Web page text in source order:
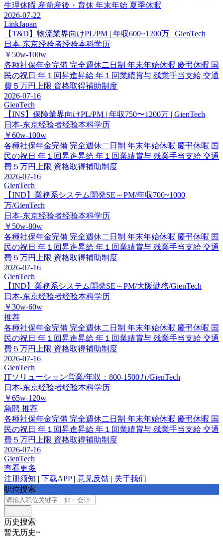
生理休暇 産前産後・育休 年末年始 夏季休暇
2026-07-22
LinkJapan
【T&D】物流業界向けPL/PM | 年収600~1200万 | GienTech
日本-东京经验者经验本科学历
￥50w-100w
各種社保年金完備 完全週休二日制 年末年始休暇 慶弔休暇 国
民の祝日 年１回昇進昇給 年１回業績賞与 残業手当支給 交通
費５万円上限 資格取得補助制度
2026-07-16
GienTech
【INS】保険業界向けPL/PM | 年収750〜1200万 | GienTech
日本-东京经验者经验本科学历
￥60w-100w
各種社保年金完備 完全週休二日制 年末年始休暇 慶弔休暇 国
民の祝日 年１回昇進昇給 年１回業績賞与 残業手当支給 交通
費５万円上限 資格取得補助制度
2026-07-16
GienTech
【IND】業務系システム開発SE～PM/年収700~1000
万/GienTech
日本-东京经验者经验本科学历
￥50w-80w
各種社保年金完備 完全週休二日制 年末年始休暇 慶弔休暇 国
民の祝日 年１回昇進昇給 年１回業績賞与 残業手当支給 交通
費５万円上限 資格取得補助制度
2026-07-16
GienTech
【IND】業務系システム開発SE～PM/大阪勤務/GienTech
日本-东京经验者经验本科学历
￥30w-60w
推荐
各種社保年金完備 完全週休二日制 年末年始休暇 慶弔休暇 国
民の祝日 年１回昇進昇給 年１回業績賞与 残業手当支給 交通
費５万円上限 資格取得補助制度
2026-07-16
GienTech
ITソリューション営業/年収：800-1500万/GienTech
日本-东京经验者经验本科学历
￥65w-120w
急聘 推荐
各種社保年金完備 完全週休二日制 年末年始休暇 慶弔休暇 国
民の祝日 年１回昇進昇給 年１回業績賞与 残業手当支給 交通
費５万円上限 資格取得補助制度
2026-07-16
GienTech
查看更多
注册须知 | 下载APP | 意见反馈 | 关于我们
职位搜索
历史搜索
暂无历史~